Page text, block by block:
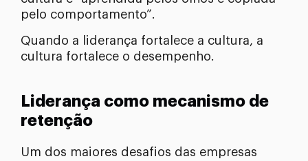
pelo comportamento”.
Quando a liderança fortalece a cultura, a
cultura fortalece o desempenho.
Liderança como mecanismo de
retenção
Um dos maiores desafios das empresas